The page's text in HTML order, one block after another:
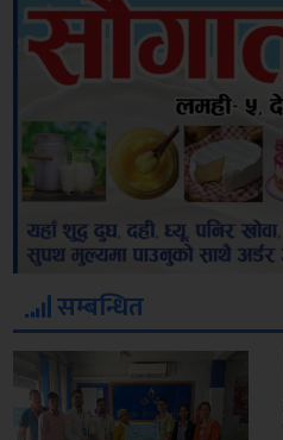
सम्बन्धित